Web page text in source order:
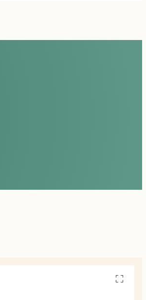
Se